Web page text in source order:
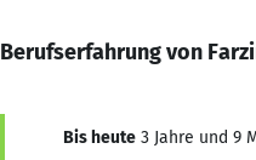
Berufserfahrung von
Bis heute 3 Jahre und 9